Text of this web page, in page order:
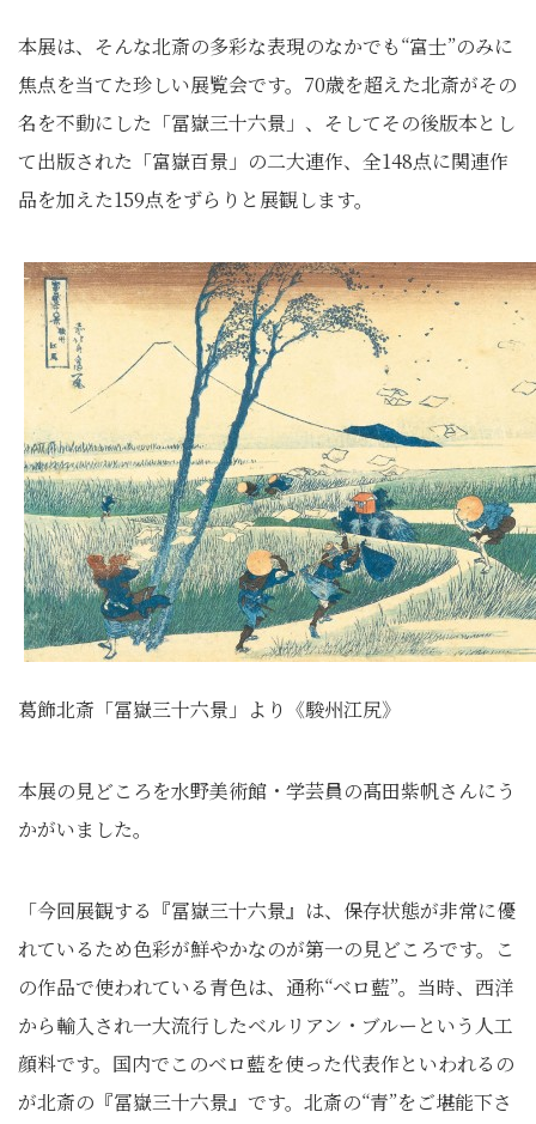
本展は、そんな北斎の多彩な表現のなかでも“富士”のみに
焦点を当てた珍しい展覧会です。70歳を超えた北斎がその
名を不動にした「冨嶽三十六景」、そしてその後版本とし
て出版された「富嶽百景」の二大連作、全148点に関連作
品を加えた159点をずらりと展観します。
葛飾北斎「冨嶽三十六景」より《駿州江尻》
本展の見どころを水野美術館・学芸員の髙田紫帆さんにう
かがいました。
「今回展観する『冨嶽三十六景』は、保存状態が非常に優
れているため色彩が鮮やかなのが第一の見どころです。こ
の作品で使われている青色は、通称“ベロ藍”。当時、西洋
から輸入され一大流行したベルリアン・ブルーという人工
顔料です。国内でこのベロ藍を使った代表作といわれるの
が北斎の『冨嶽三十六景』です。北斎の“青”をご堪能下さ